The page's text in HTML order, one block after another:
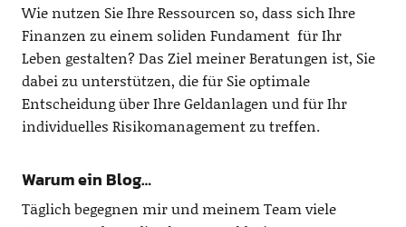
Wie nutzen Sie Ihre Ressourcen so, dass sich Ihre
Finanzen zu einem soliden Fundament für Ihr
Leben gestalten? Das Ziel meiner Beratungen ist, Sie
dabei zu unterstützen, die für Sie optimale
Entscheidung über Ihre Geldanlagen und für Ihr
individuelles Risikomanagement zu treffen.
Warum ein Blog…
Täglich begegnen mir und meinem Team viele